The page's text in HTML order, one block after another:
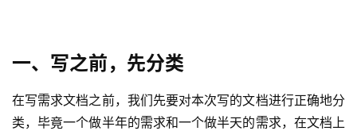
一、写之前，先分类
在写需求文档之前，我们先要对本次写的文档进行正确地分
类，毕竟一个做半年的需求和一个做半天的需求，在文档上